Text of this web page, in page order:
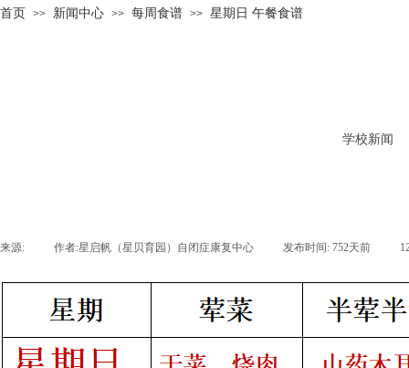
首页 >> 新闻中心 >> 每周食谱 >> 星期日 午餐食谱
学校新闻
来源: 作者:星启帆（星贝育园）自闭症康复中心 发布时间: 752天前